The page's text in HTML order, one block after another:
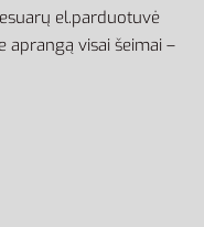
el.parduotuvė
aprangą visai šeimai –